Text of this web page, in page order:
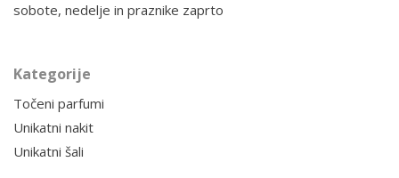
sobote, nedelje in praznike zaprto
Kategorije
Točeni parfumi
Unikatni nakit
Unikatni šali